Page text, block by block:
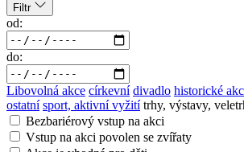
Filtr
od:
do:
Libovolná akce církevní divadlo historické
ostatní sport, aktivní vyžití trhy, výstavy,
Bezbariérový vstup na akci
Vstup na akci povolen se zvířaty